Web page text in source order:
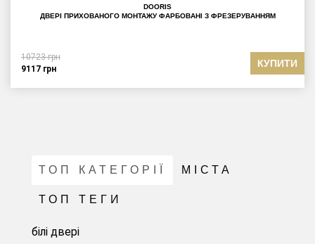
DOORIS
ДВЕРІ ПРИХОВАНОГО МОНТАЖУ ФАРБОВАНІ З ФРЕЗЕРУВАННЯМ
10723грн
9117 грн КУПИТИ
ТОП КАТЕГОРІЇ МІСТА
ТОП ТЕГИ
білі двері